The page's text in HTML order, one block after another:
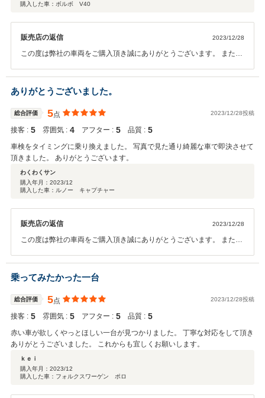
購入した車：ボルボ V40
販売店の返信 2023/12/28
この度は弊社の車両をご購入頂き誠にありがとうございます。 またこ
合ってホッとしております。雪の多い地域ですので事故にお気をつけ
てお乗り頂ければと思います。 遠方ではございますが、 これからもし
っかりサポートさせて頂きますので 何かお困りごとが起きた際はお気
軽にご連絡くださいませ。 今後も宜しくお願いします。
ありがとうございました。
総合評価 5点 2023/12/28投稿
接客 : 5 雰囲気 : 4 アフター : 5 品質 : 5
車検をタイミングに乗り換えました。 写真で見た通り綺麗な車で即決させて
頂きました。 ありがとうございます。
わくわくサン
購入年月： 2023/12
購入した車：ルノー キャプチャー
販売店の返信 2023/12/28
この度は弊社の車両をご購入頂き誠にありがとうございます。 またこ
が、 これからもしっかりサポートさせて頂きますので 何かお困りごと
が起きた際はお気軽にご連絡くださいませ。 今後も宜しくお願いしま
乗ってみたかった一台
総合評価 5点 2023/12/28投稿
接客 : 5 雰囲気 : 5 アフター : 5 品質 : 5
赤い車が欲しくやっとほしい一台が見つかりました。 丁寧な対応をして頂き
ありがとうございました。 これからも宜しくお願いします。
ｋｅｉ
購入年月： 2023/12
購入した車：フォルクスワーゲン ポロ